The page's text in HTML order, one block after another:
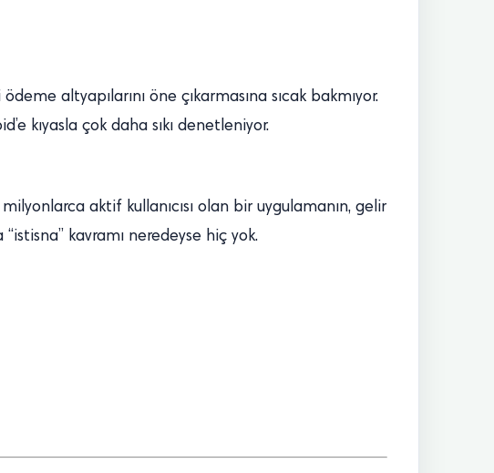
altyapılarını öne çıkarmasına sıcak bakmıyor.
kıyasla çok daha sıkı denetleniyor.
aktif kullanıcısı olan bir uygulamanın, gelir
kavramı neredeyse hiç yok.